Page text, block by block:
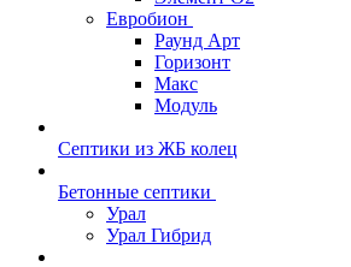
Евробион
Раунд Арт
Горизонт
Макс
Модуль
Септики из ЖБ колец
Бетонные септики
Урал
Урал Гибрид